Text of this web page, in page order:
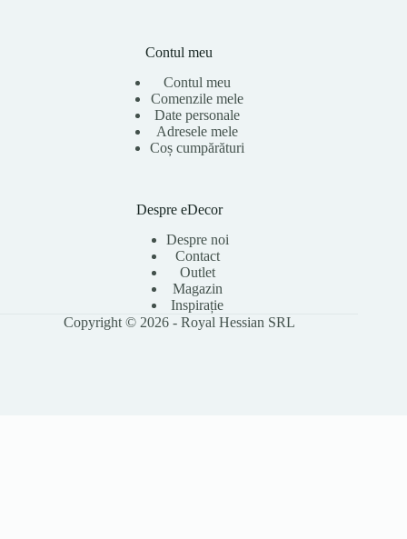
Contul meu
Contul meu
Comenzile mele
Date personale
Adresele mele
Coș cumpărături
Despre eDecor
Despre noi
Contact
Outlet
Magazin
Inspirație
Copyright © 2026 - Royal Hessian SRL